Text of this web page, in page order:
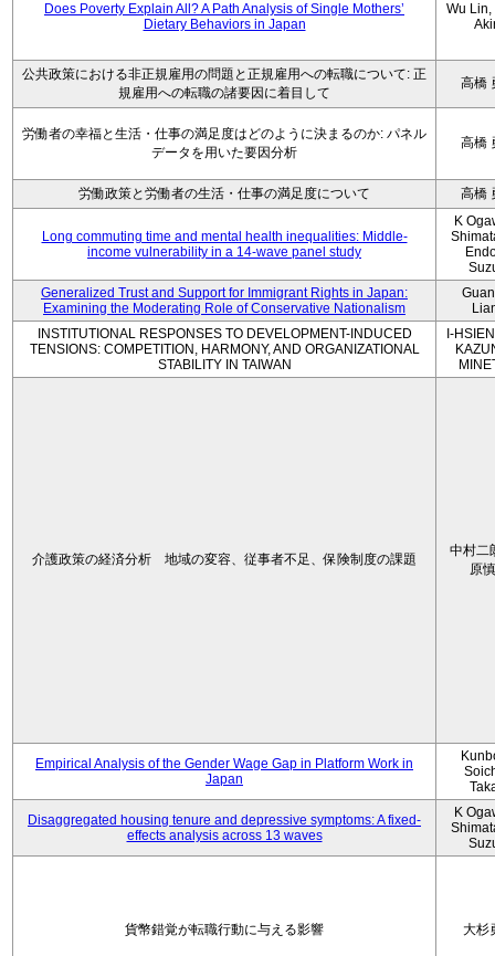
Does Poverty Explain All? A Path Analysis of Single Mothers’
Dietary Behaviors in Japan
Wu Lin,
公共政策における非正規雇用の問題と正規雇用への転職について: 正
規雇用への転職の諸要因に着目して
高橋
労働者の幸福と生活・仕事の満足度はどのように決まるのか: パネル
データを用いた要因分析
高橋
労働政策と労働者の生活・仕事の満足度について 高橋
Long commuting time and mental health inequalities: Middle-
income vulnerability in a 14-wave panel study
K
Generalized Trust and Support for Immigrant Rights in Japan:
Examining the Moderating Role of Conservative Nationalism
INSTITUTIONAL RESPONSES TO DEVELOPMENT-INDUCED
TENSIONS: COMPETITION, HARMONY, AND ORGANIZATIONAL
STABILITY IN TAIWAN
I-
介護政策の経済分析 地域の変容、従事者不足、保険制度の課題
中村二
原
Empirical Analysis of the Gender Wage Gap in Platform Work in
Japan
Disaggregated housing tenure and depressive symptoms: A fixed-
effects analysis across 13 waves
K
貨幣錯覚が転職行動に与える影響 大杉